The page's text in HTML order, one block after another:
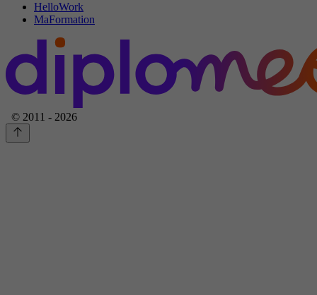
HelloWork
MaFormation
© 2011 - 2026